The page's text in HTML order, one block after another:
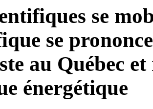
se
se
au Québec
énergétique